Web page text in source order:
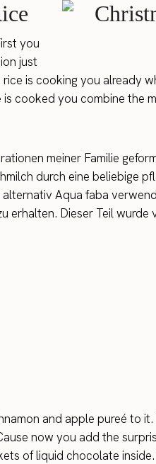
you
just
is cooking you already
cooked you combine the
meiner Familie
durch eine beliebige
Aqua faba
erhalten. Dieser Teil
and apple pureé to
now you add the
of liquid chocolate